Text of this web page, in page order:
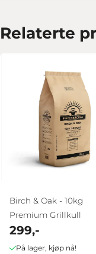
Relaterte
Birch & Oak - 10kg
Premium Grillkull
299,-
På lager, kjøp nå!